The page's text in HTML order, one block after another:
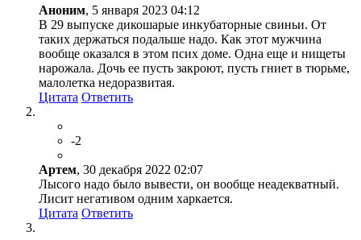
Аноним, 5 января 2023 04:12
В 29 выпуске дикошарые инкубаторные свиньи. От
таких держаться подальше надо. Как этот мужчина
вообще оказался в этом псих доме. Одна еще и нищеты
нарожала. Дочь ее пусть закроют, пусть гниет в тюрьме,
малолетка недоразвитая.
Цитата Ответить
-2
Артем, 30 декабря 2022 02:07
Лысого надо было вывести, он вообще неадекватный.
Лисит негативом одним харкается.
Цитата Ответить